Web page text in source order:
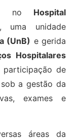
no Hospital
, uma unidade
(UnB) e gerida
Hospitalares
de
a gestão da
exames e
áreas da